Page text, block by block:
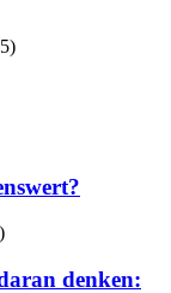
denken: